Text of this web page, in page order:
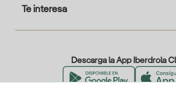
Te interesa
Descarga la App Iberdrola